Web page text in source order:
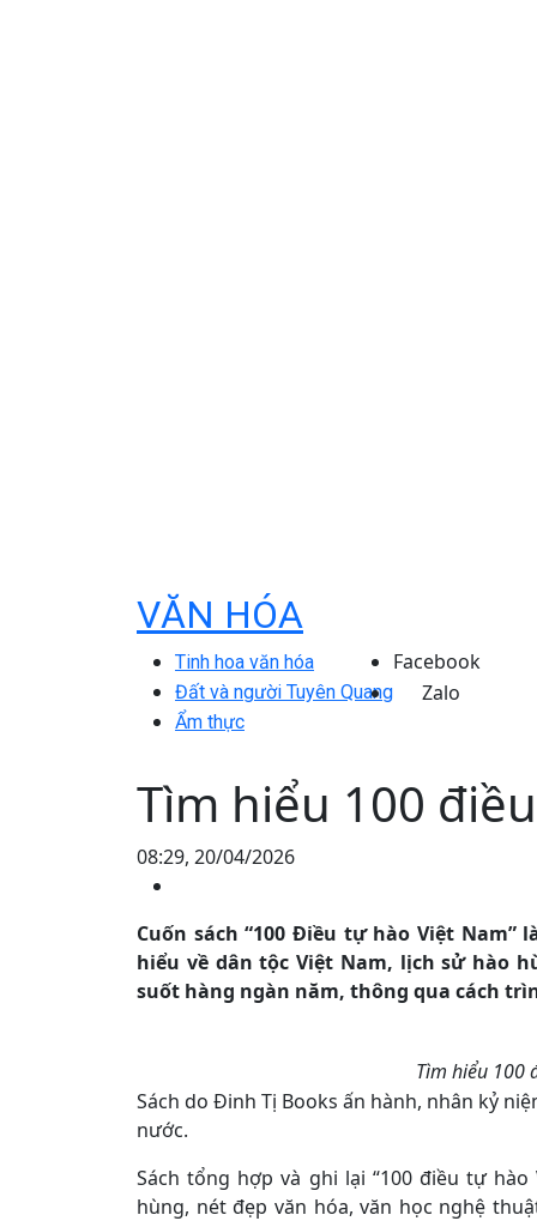
VĂN HÓA
Tinh hoa văn hóa
Đất và người Tuyên Quang
Ẩm thực
Facebook
Zalo
Tìm hiểu 100
08:29, 20/04/2026
Cuốn sách “100 Điều tự hào Việt
hiểu về dân tộc Việt Nam, lịch sử hào
suốt hàng ngàn năm, thông qua cách
Tìm hiểu 100
Sách do Đinh Tị Books ấn hành, nhân kỷ
nước.
Sách tổng hợp và ghi lại “100 điều tự
hùng, nét đẹp văn hóa, văn học nghệ